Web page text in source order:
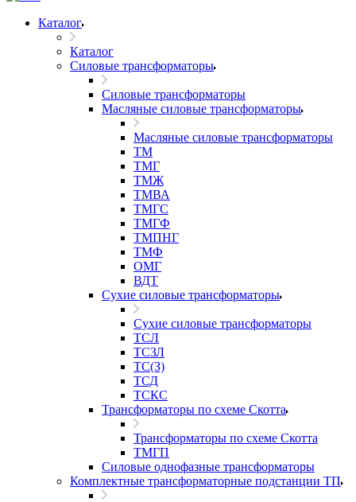
Каталог
Каталог
Силовые трансформаторы
Силовые трансформаторы
Масляные силовые трансформаторы
Масляные силовые трансформаторы
ТМ
ТМГ
ТМЖ
ТМВА
ТМГС
ТМГФ
ТМПНГ
ТМФ
ОМГ
ВДТ
Сухие силовые трансформаторы
Сухие силовые трансформаторы
ТСЛ
ТСЗЛ
ТС(З)
ТСД
ТСКС
Трансформаторы по схеме Скотта
Трансформаторы по схеме Скотта
ТМГП
Силовые однофазные трансформаторы
Комплектные трансформаторные подстанции ТП